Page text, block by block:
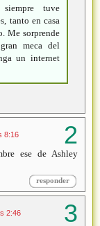
tuve
tanto en casa
Me sorprende
meca del
un internet
8:16
ese de Ashley
responder
2:46